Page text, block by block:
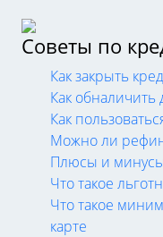
Советы по
Как закрыть
Как обналичить
Как
Можно ли
Плюсы и
Что такое
Что такое
карте